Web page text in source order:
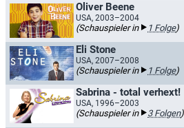
Oliver Beene
USA, 2003–2004
(Schauspieler in 1 Folge)
Eli Stone
USA, 2007–2008
(Schauspieler in 1 Folge)
Sabrina - total verhext!
USA, 1996–2003
(Schauspieler in 3 Folgen)